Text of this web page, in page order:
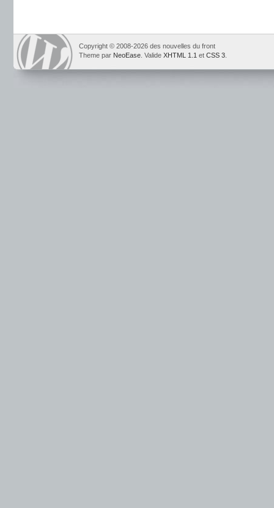
Copyright © 2008-2026 des nouvelles du front
Theme par NeoEase . Valide XHTML 1.1 et CSS 3